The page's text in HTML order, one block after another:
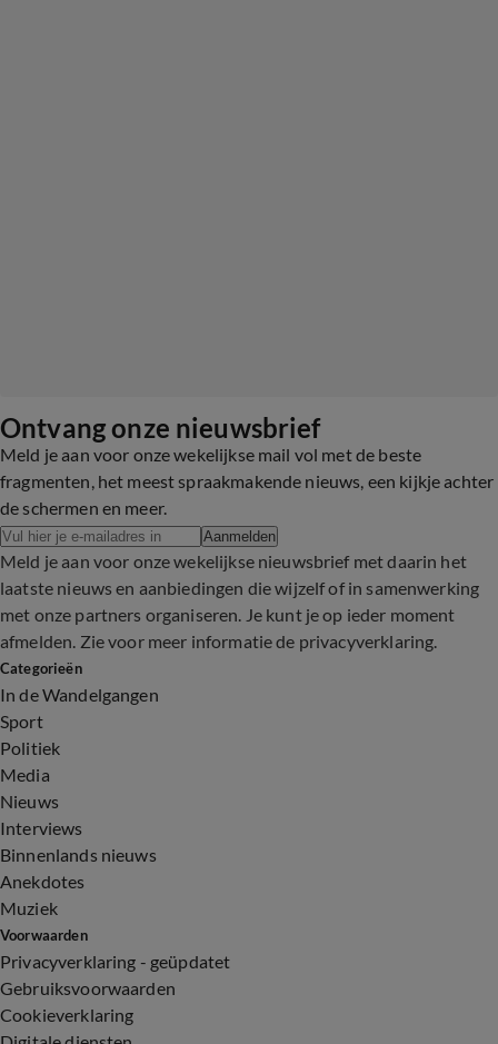
Ontvang onze nieuwsbrief
Meld je aan voor onze wekelijkse mail vol met de beste
fragmenten, het meest spraakmakende nieuws, een kijkje achter
de schermen en meer.
Aanmelden
Meld je aan voor onze wekelijkse nieuwsbrief met daarin het
laatste nieuws en aanbiedingen die wijzelf of in samenwerking
met onze partners organiseren. Je kunt je op ieder moment
afmelden. Zie voor meer informatie de privacyverklaring.
Categorieën
In de Wandelgangen
Sport
Politiek
Media
Nieuws
Interviews
Binnenlands nieuws
Anekdotes
Muziek
Voorwaarden
Privacyverklaring - geüpdatet
Gebruiksvoorwaarden
Cookieverklaring